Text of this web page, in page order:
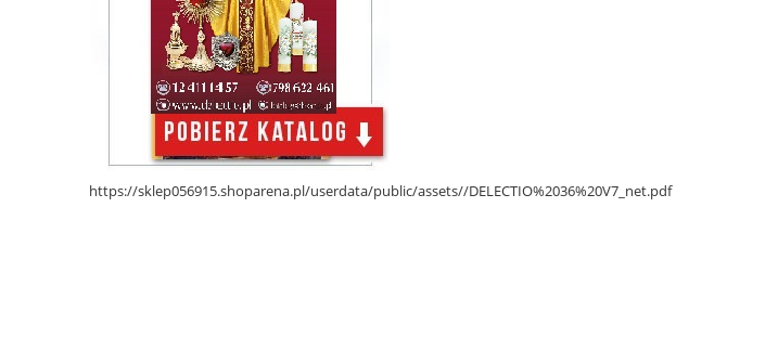
https://sklep056915.shoparena.pl/userdata/public/assets//DELECTIO%2036%20V7_net.pdf